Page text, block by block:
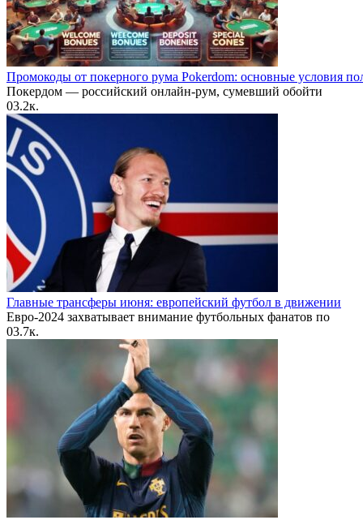
Промокоды от покерного рума Pokerdom: основные условия
Покердом — российский онлайн-рум, сумевший обойти
03.2к.
Главные трансферы июня: европейский футбол в движении
Евро-2024 захватывает внимание футбольных фанатов по
03.7к.